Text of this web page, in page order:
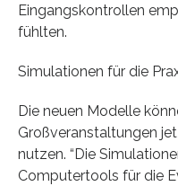
Eingangskontrollen
fühlten.
Simulationen für die
Die neuen Modelle
Großveranstaltungen
nutzen. “Die
Computertools für die